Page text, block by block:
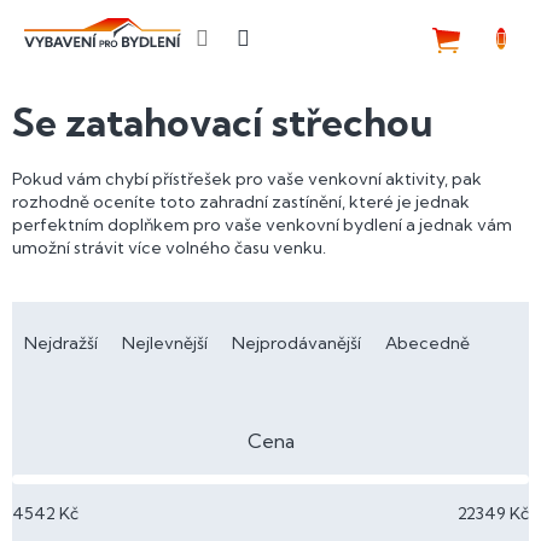
Se zatahovací střechou
Pokud vám chybí přístřešek pro vaše venkovní aktivity, pak
rozhodně oceníte toto zahradní zastínění, které je jednak
perfektním doplňkem pro vaše venkovní bydlení a jednak vám
umožní strávit více volného času venku.
a
í
r
Nejdražší Nejlevnější Nejprodávanější Abecedně
Cena
4542 Kč 22349 Kč